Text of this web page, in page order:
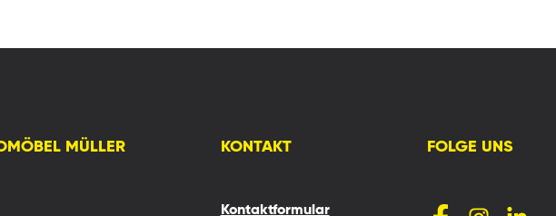
MÜLLER KONTAKT
Kontaktformular
FOLGE UNS